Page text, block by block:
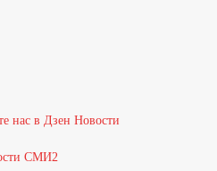
СМИ2